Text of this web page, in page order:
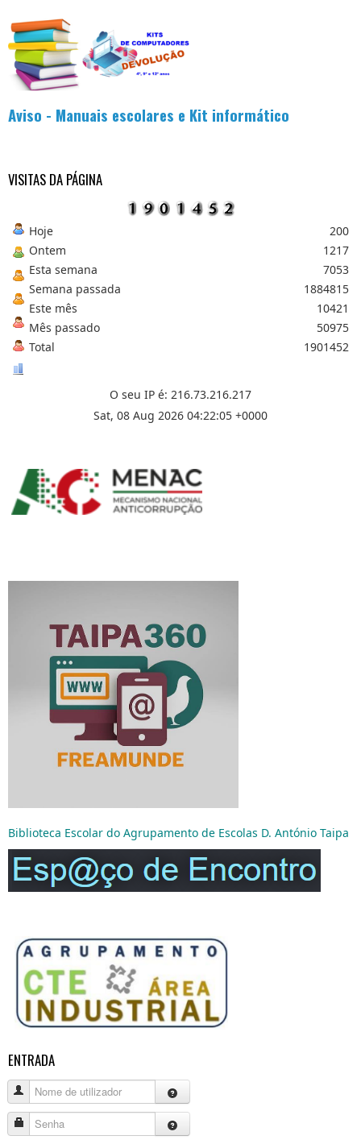
a
r
Aviso - Manuais escolares e Kit informático
VISITAS DA PÁGINA
Hoje
Ontem
Esta semana
Semana passada
Este mês
Mês passado
Total
200
1217
7053
1884815
10421
50975
1901452
O seu IP é: 216.73.216.217
Sat, 08 Aug 2026 04:22:05 +0000
Biblioteca Escolar do Agrupamento de Escolas D. António Taipa
ENTRADA
Nome de utilizador
Senha